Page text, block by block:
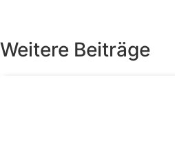
Weitere Beiträge